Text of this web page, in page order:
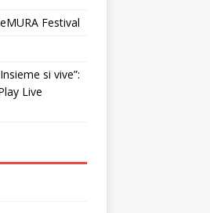
Festival
si vive”:
Live